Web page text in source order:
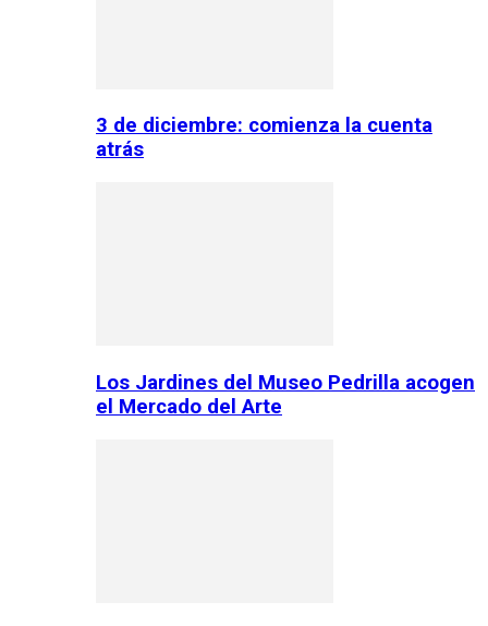
3 de diciembre: comienza la cuenta
atrás
Los Jardines del Museo Pedrilla acogen
el Mercado del Arte